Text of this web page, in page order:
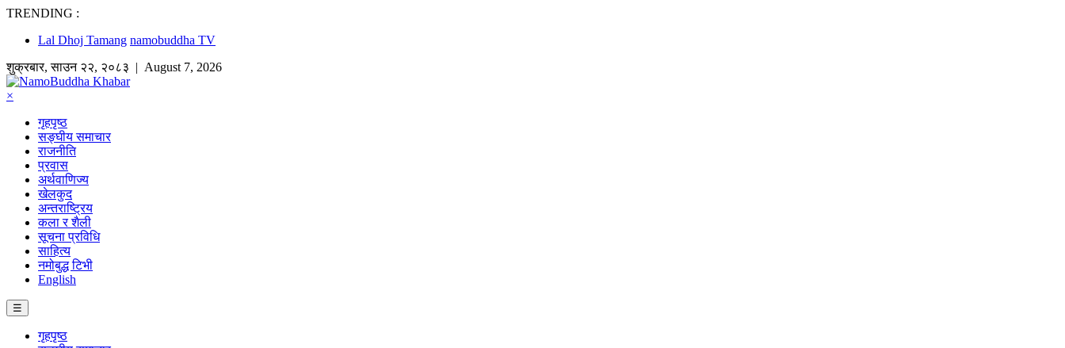
TRENDING :
Lal Dhoj Tamang namobuddha TV
शुक्रबार,साउन २२, २०८३ | August 7, 2026
×
गृहपृष्ठ
सङ्घीय समाचार
राजनीति
प्रवास
अर्थवाणिज्य
खेलकुद
अन्तराष्ट्रिय
कला र शैली
सूचना प्रविधि
साहित्य
नमोबुद्ध टिभी
English
☰
गृहपृष्ठ